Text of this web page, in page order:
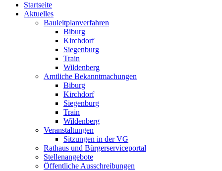
Startseite
Aktuelles
Bauleitplanverfahren
Biburg
Kirchdorf
Siegenburg
Train
Wildenberg
Amtliche Bekanntmachungen
Biburg
Kirchdorf
Siegenburg
Train
Wildenberg
Veranstaltungen
Sitzungen in der VG
Rathaus und Bürgerserviceportal
Stellenangebote
Öffentliche Ausschreibungen